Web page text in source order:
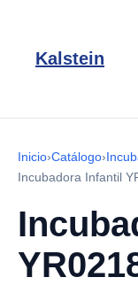
Kalstein
Inicio›Catálogo›
Incubadora Infantil